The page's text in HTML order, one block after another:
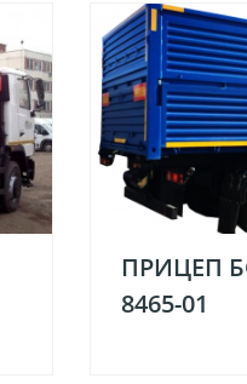
ПРИЦЕП
8465-01